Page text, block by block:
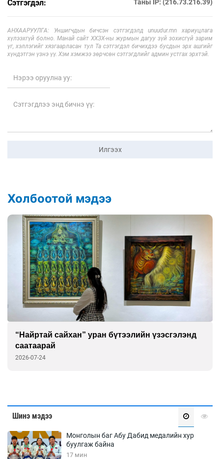
Сэтгэгдэл: Таны IP: (216.73.216.39)
АНХААРУУЛГА: Уншигчдын бичсэн сэтгэгдэлд unuudur.mn хариуцлага
хүлээхгүй болно. Манай сайт ХХЗХ-ны журмын дагуу зүй зохисгүй зарим
үг, хэллэгийг хязгаарласан тул Та сэтгэгдэл бичихдээ бусдын эрх ашгийг
хүндэтгэн үзнэ үү. Хэм хэмжээ зөрчсөн сэтгэгдлийг админ устгах эрхтэй.
Илгээх
Холбоотой мэдээ
“Найртай сайхан” уран бүтээлийн үзэсгэлэнд
саатаарай
2026-07-24
Шинэ мэдээ
Монголын баг Абу Дабид медалийн хур
буулгаж байна
17 мин